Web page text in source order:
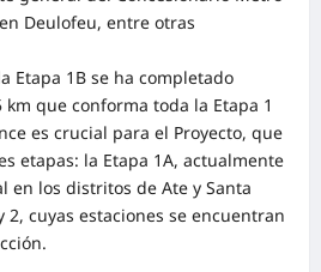
Deulofeu, entre otras
Etapa 1B se ha completado
que conforma toda la Etapa 1
es crucial para el Proyecto, que
etapas: la Etapa 1A, actualmente
en los distritos de Ate y Santa
2, cuyas estaciones se encuentran